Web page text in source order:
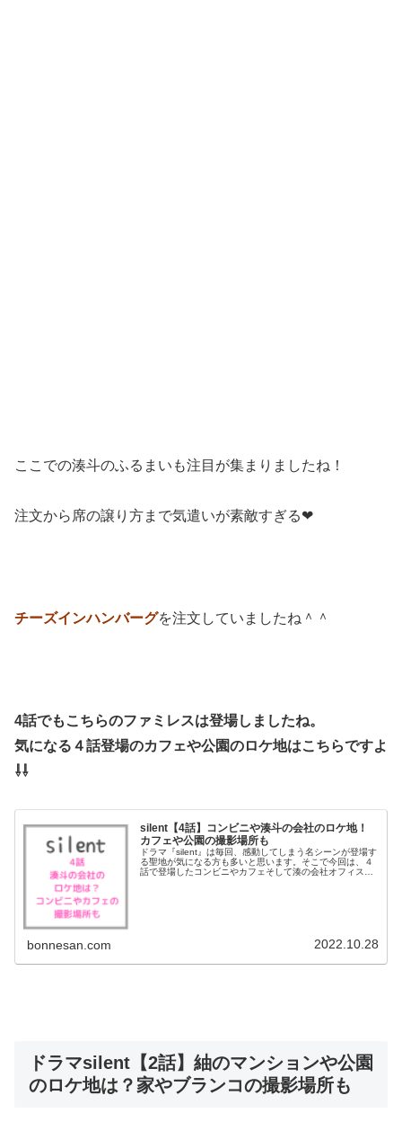
ここでの湊斗のふるまいも注目が集まりましたね！
注文から席の譲り方まで気遣いが素敵すぎる❤
チーズインハンバーグを注文していましたね＾＾
4話でもこちらのファミレスは登場しましたね。
気になる４話登場のカフェや公園のロケ地はこちらですよ
⇩⇩
silent【4話】コンビニや湊斗の会社のロケ地！
カフェや公園の撮影場所も
ドラマ『silent』は毎回、感動してしまう名シーンが登場す
る聖地が気になる方も多いと思います。そこで今回は、４
話で登場したコンビニやカフェそして湊の会社オフィスの
bonnesan.com 2022.10.28
ドラマsilent【2話】紬のマンションや公園
のロケ地は？家やブランコの撮影場所も